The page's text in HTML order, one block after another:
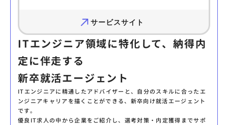
サービスサイト
ITエンジニア領域に特化して、納得内
定に伴走する
新卒就活エージェント
ITエンジニアに精通したアドバイザーと、自分のスキルに合ったエ
ンジニアキャリアを描くことができる、新卒向け就活エージェント
です。
優良IT求人の中から企業をご紹介し、選考対策・内定獲得までサポ